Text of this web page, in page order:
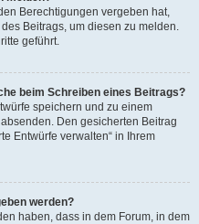
Berechtigungen vergeben hat,
Beitrags, um diesen zu melden.
geführt.
beim Schreiben eines Beitrags?
speichern und zu einem
Den gesicherten Beitrag
Entwürfe verwalten“ in Ihrem
werden?
haben, dass in dem Forum, in dem